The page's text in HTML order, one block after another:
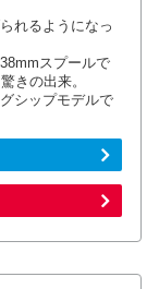
れるようになっ
スプールで
きの出来。
シップモデルで